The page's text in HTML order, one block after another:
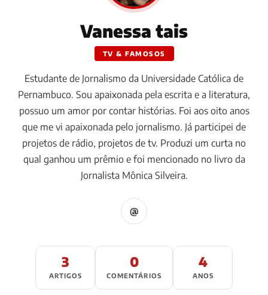
Vanessa tais
TV & FAMOSOS
Estudante de Jornalismo da Universidade Católica de
Pernambuco. Sou apaixonada pela escrita e a literatura,
possuo um amor por contar histórias. Foi aos oito anos
que me vi apaixonada pelo jornalismo. Já participei de
projetos de rádio, projetos de tv. Produzi um curta no
qual ganhou um prêmio e foi mencionado no livro da
Jornalista Mônica Silveira.
@
3
ARTIGOS
0
COMENTÁRIOS
4
ANOS